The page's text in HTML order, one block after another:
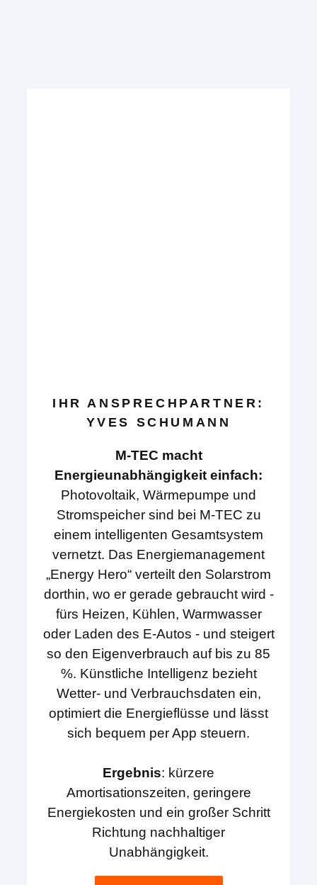
IHR ANSPRECHPARTNER:
YVES SCHUMANN
M-TEC macht
Energieunabhängigkeit einfach:
Photovoltaik, Wärmepumpe und
Stromspeicher sind bei M-TEC zu
einem intelligenten Gesamtsystem
vernetzt. Das Energiemanagement
„Energy Hero“ verteilt den Solarstrom
dorthin, wo er gerade gebraucht wird -
fürs Heizen, Kühlen, Warmwasser
oder Laden des E-Autos - und steigert
so den Eigenverbrauch auf bis zu 85
%. Künstliche Intelligenz bezieht
Wetter- und Verbrauchsdaten ein,
optimiert die Energieflüsse und lässt
sich bequem per App steuern.
Ergebnis: kürzere
Amortisationszeiten, geringere
Energiekosten und ein großer Schritt
Richtung nachhaltiger
Unabhängigkeit.